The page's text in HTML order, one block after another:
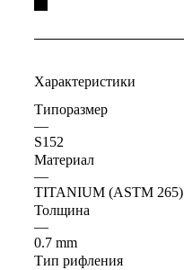
Характеристики
Типоразмер
—
S152
Материал
—
TITANIUM (ASTM 265)
Толщина
—
0.7 mm
Тип рифления